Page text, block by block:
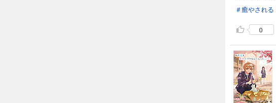
＃癒やされる
0